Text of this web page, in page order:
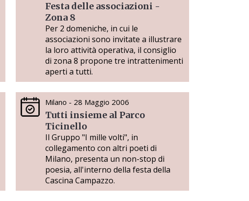
Festa delle associazioni -
Zona 8
Per 2 domeniche, in cui le
associazioni sono invitate a illustrare
la loro attività operativa, il consiglio
di zona 8 propone tre intrattenimenti
aperti a tutti.
Milano - 28 Maggio 2006
Tutti insieme al Parco
Ticinello
Il Gruppo "I mille volti", in
collegamento con altri poeti di
Milano, presenta un non-stop di
poesia, all'interno della festa della
Cascina Campazzo.